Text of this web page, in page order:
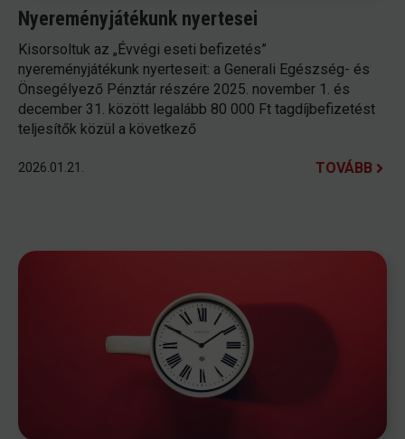
Nyereményjátékunk nyertesei
Kisorsoltuk az „Évvégi eseti befizetés”
nyereményjátékunk nyerteseit: a Generali Egészség- és
Önsegélyező Pénztár részére 2025. november 1. és
december 31. között legalább 80 000 Ft tagdíjbefizetést
teljesítők közül a következő
2026.01.21. TOVÁBB